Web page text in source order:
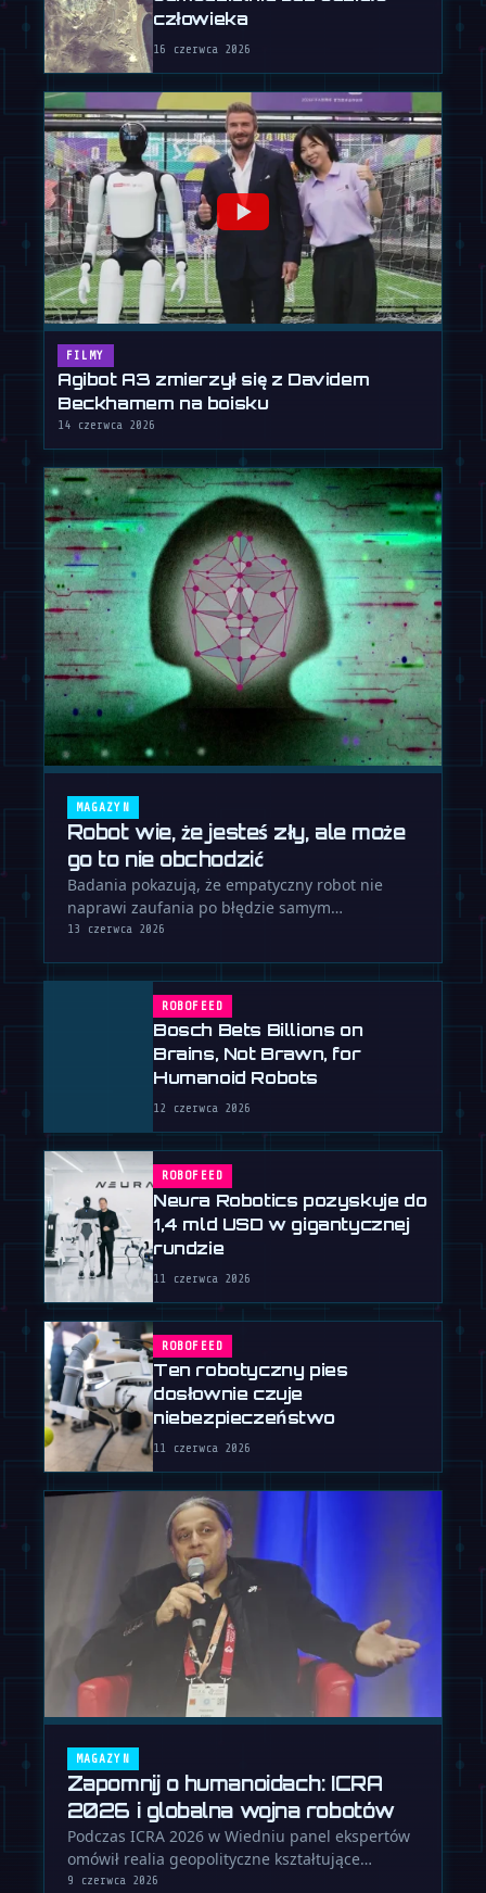
człowieka
16 czerwca 2026
FILMY
Agibot A3 zmierzył się z Davidem
Beckhamem na boisku
14 czerwca 2026
MAGAZYN
Robot wie, że jesteś zły, ale może
go to nie obchodzić
Badania pokazują, że empatyczny robot nie
naprawi zaufania po błędzie samym
przeproszeniem. Kompetencja jest ważniejsza
13 czerwca 2026
ROBOFEED
Bosch Bets Billions on
Brains, Not Brawn, for
Humanoid Robots
12 czerwca 2026
ROBOFEED
Neura Robotics pozyskuje do
1,4 mld USD w gigantycznej
rundzie
11 czerwca 2026
ROBOFEED
Ten robotyczny pies
dosłownie czuje
niebezpieczeństwo
11 czerwca 2026
MAGAZYN
Zapomnij o humanoidach: ICRA
2026 i globalna wojna robotów
Podczas ICRA 2026 w Wiedniu panel ekspertów
omówił realia geopolityczne kształtujące
robotykę, odcinając się od szumu …
9 czerwca 2026